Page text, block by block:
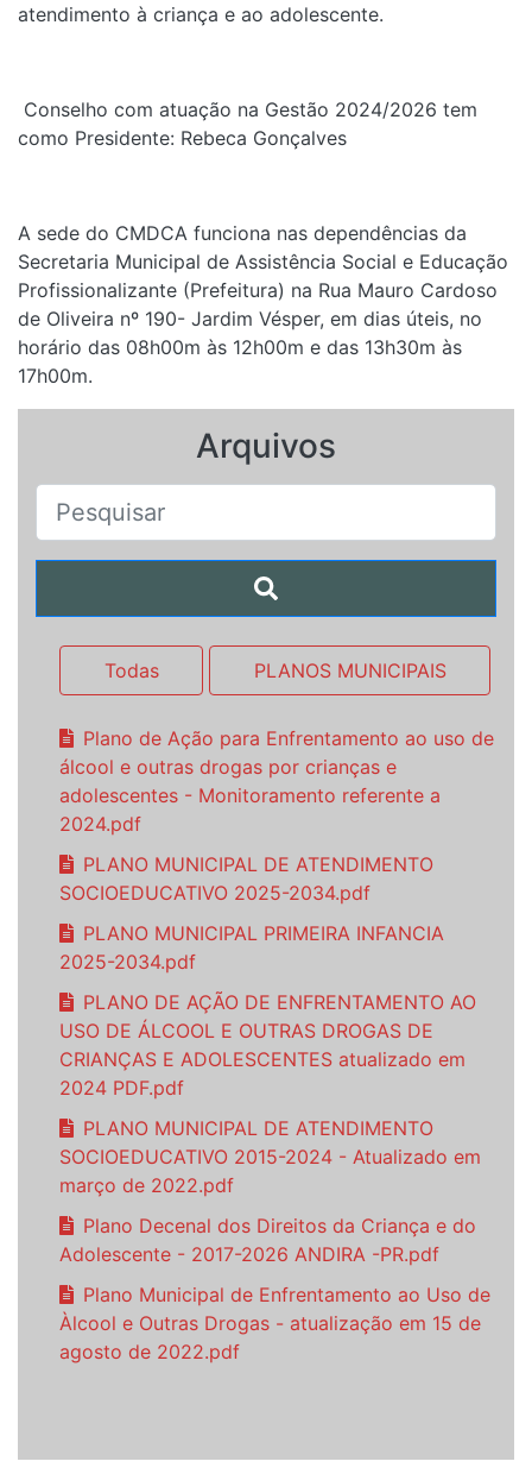
atendimento à criança e ao adolescente.
Conselho com atuação na Gestão 2024/2026 tem
como Presidente: Rebeca Gonçalves
A sede do CMDCA funciona nas dependências da
Secretaria Municipal de Assistência Social e Educação
Profissionalizante (Prefeitura) na Rua Mauro Cardoso
de Oliveira nº 190- Jardim Vésper, em dias úteis, no
horário das 08h00m às 12h00m e das 13h30m às
17h00m.
Arquivos
Todas PLANOS MUNICIPAIS
Plano de Ação para Enfrentamento ao uso de
álcool e outras drogas por crianças e
adolescentes - Monitoramento referente a
2024.pdf
PLANO MUNICIPAL DE ATENDIMENTO
SOCIOEDUCATIVO 2025-2034.pdf
PLANO MUNICIPAL PRIMEIRA INFANCIA
2025-2034.pdf
PLANO DE AÇÃO DE ENFRENTAMENTO AO
USO DE ÁLCOOL E OUTRAS DROGAS DE
CRIANÇAS E ADOLESCENTES atualizado em
2024 PDF.pdf
PLANO MUNICIPAL DE ATENDIMENTO
SOCIOEDUCATIVO 2015-2024 - Atualizado em
março de 2022.pdf
Plano Decenal dos Direitos da Criança e do
Adolescente - 2017-2026 ANDIRA -PR.pdf
Plano Municipal de Enfrentamento ao Uso de
Àlcool e Outras Drogas - atualização em 15 de
agosto de 2022.pdf